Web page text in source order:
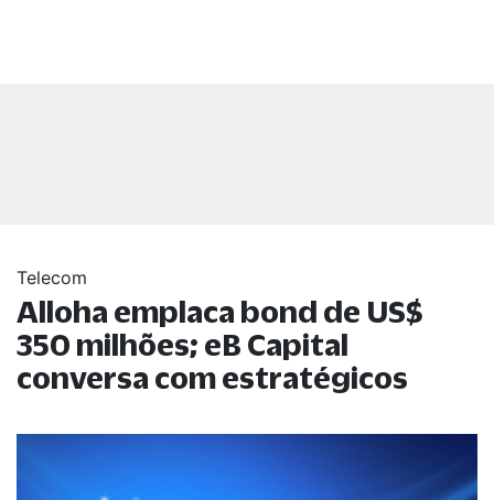
Telecom
Alloha emplaca bond de US$
350 milhões; eB Capital
conversa com estratégicos